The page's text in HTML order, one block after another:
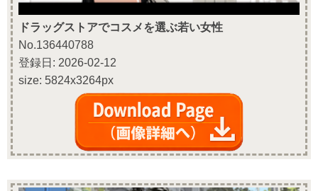
ドラッグストアでコスメを選ぶ若い女性
No.136440788
登録日: 2026-02-12
size: 5824x3264px